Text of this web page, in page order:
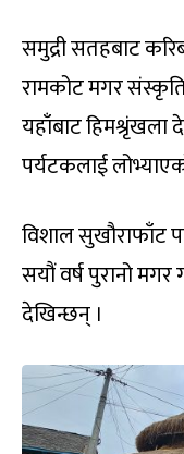
समुद्री सतहबाट
रामकोट मगर
यहाँबाट
पर्यटकलाई
विशाल सुखौराफाँट
सयौं वर्ष पुरानो
देखिन्छन् ।